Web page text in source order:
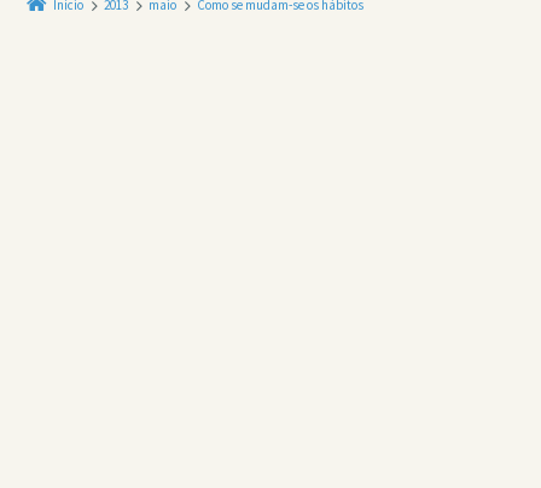
Início 2013 maio Como se mudam-se os hábitos